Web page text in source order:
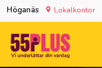
Höganäs Lokalkontor